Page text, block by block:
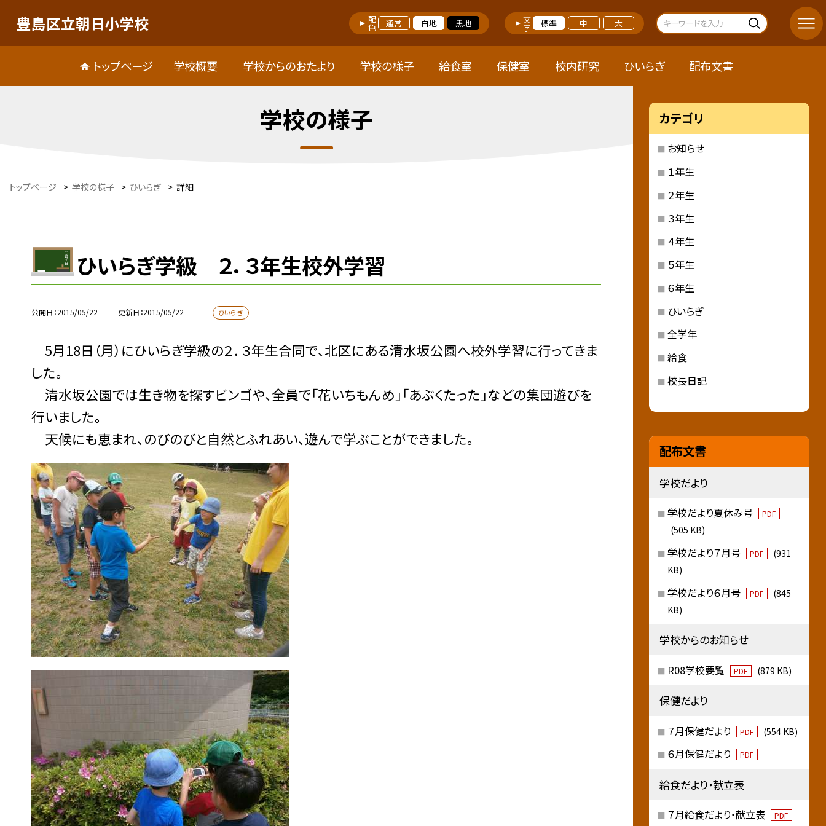
豊島区立朝日小学校 配色 通常 白地 黒地 文字 標準 中 大
トップページ 学校概要 学校からのおたより 学校の様子 給食室 保健室 校内研究 ひいらぎ 配布文書
学校の様子
トップページ > 学校の様子 > ひいらぎ > 詳細
ひいらぎ学級 ２．３年生校外学習
公開日 2015/05/22 更新日 2015/05/22 ひいらぎ
5月18日（月）にひいらぎ学級の２．３年生合同で、北区にある清水坂公園へ校外学習に行ってきま
した。
清水坂公園では生き物を探すビンゴや、全員で「花いちもんめ」「あぶくたった」などの集団遊びを
行いました。
天候にも恵まれ、のびのびと自然とふれあい、遊んで学ぶことができました。
カテゴリ
お知らせ
１年生
２年生
３年生
４年生
５年生
６年生
ひいらぎ
全学年
給食
校長日記
配布文書
学校だより
学校だより夏休み号 PDF
(505 KB)
学校だより７月号 PDF
(931
KB)
学校だより６月号 PDF
(845
KB)
学校からのお知らせ
R08学校要覧 PDF (879 KB)
保健だより
７月保健だより PDF (554 KB)
６月保健だより PDF
給食だより・献立表
７月給食だより・献立表 PDF